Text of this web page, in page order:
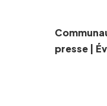
presse|